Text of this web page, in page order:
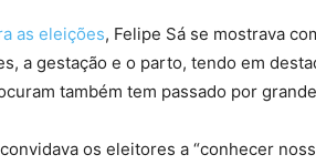
as eleições, Felipe Sá se mostrava
a gestação e o parto, tendo em
também tem passado por
os eleitores a “conhecer